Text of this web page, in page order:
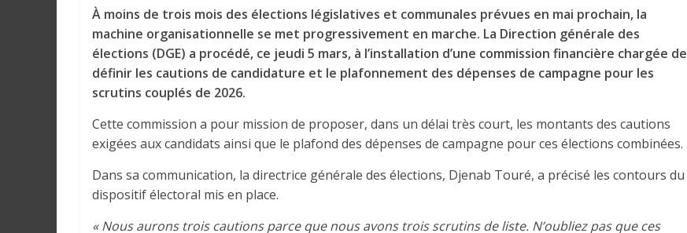
À moins de trois mois des élections législatives et communales prévues en mai prochain, la
machine organisationnelle se met progressivement en marche. La Direction générale des
élections (DGE) a procédé, ce jeudi 5 mars, à l’installation d’une commission financière chargée de
définir les cautions de candidature et le plafonnement des dépenses de campagne pour les
scrutins couplés de 2026.
Cette commission a pour mission de proposer, dans un délai très court, les montants des cautions
exigées aux candidats ainsi que le plafond des dépenses de campagne pour ces élections combinées.
Dans sa communication, la directrice générale des élections, Djenab Touré, a précisé les contours du
dispositif électoral mis en place.
« Nous aurons trois cautions parce que nous avons trois scrutins de liste. N’oubliez pas que ces